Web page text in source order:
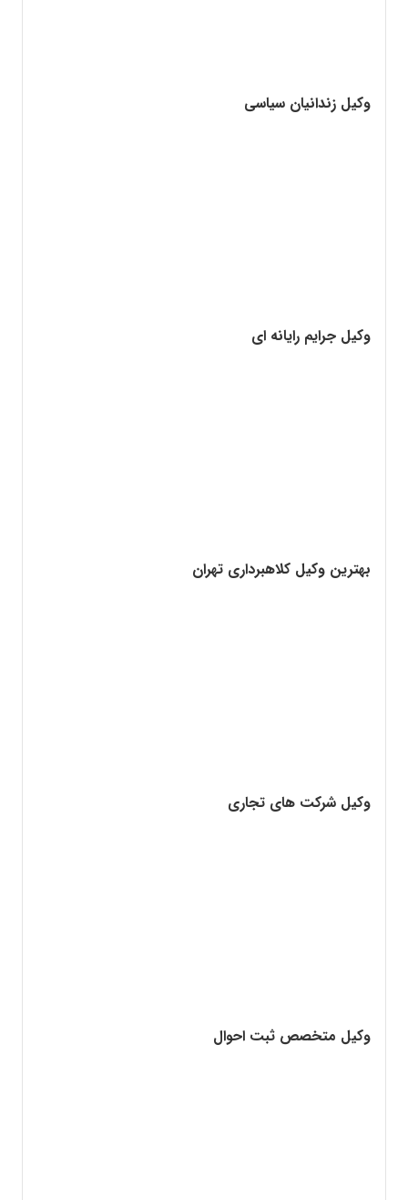
وکیل زندانیان سیاسی
وکیل جرایم رایانه ای
بهترین وکیل کلاهبرداری تهران
وکیل شرکت های تجاری
وکیل متخصص ثبت احوال